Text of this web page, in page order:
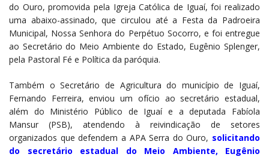
do Ouro, promovida pela Igreja Católica de Iguaí, foi realizado
uma abaixo-assinado, que circulou até a Festa da Padroeira
Municipal, Nossa Senhora do Perpétuo Socorro, e foi entregue
ao Secretário do Meio Ambiente do Estado, Eugênio Splenger,
pela Pastoral Fé e Política da paróquia.
Também o Secretário de Agricultura do município de Iguaí,
Fernando Ferreira, enviou um ofício ao secretário estadual,
além do Ministério Público de Iguaí e a deputada Fabíola
Mansur (PSB), atendendo à reivindicação de setores
organizados que defendem a APA Serra do Ouro, solicitando
do secretário estadual do Meio Ambiente, Eugênio